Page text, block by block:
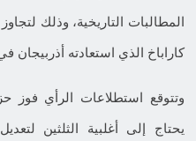
المطالبات التاريخية، وذلك
كاراباخ الذي استعادته أذربيجان في
وتتوقع استطلاعات الرأي فوز
يحتاج إلى أغلبية الثلثين